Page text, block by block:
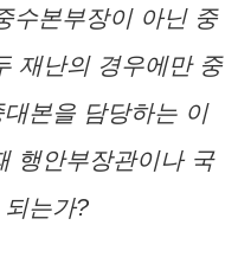
수본부장이 아닌 중
재난의 경우에만 중
본을 담당하는 이
행안부장관이나 국
는가?